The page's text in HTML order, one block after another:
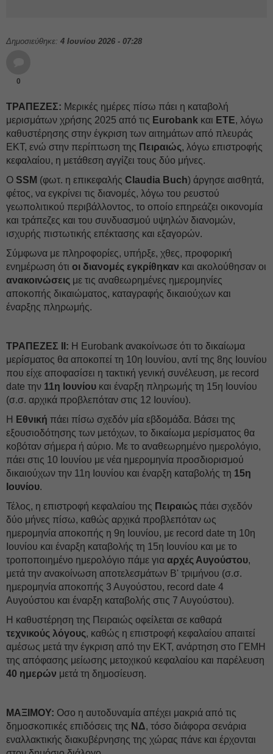
Δημοσιεύθηκε: 4 Ιουνίου 2026 - 07:28
0
ΤΡΑΠΕΖΕΣ: Μερικές ημέρες πίσω πάει η καταβολή
μερισμάτων χρήσης 2025 από τις Eurobank και ETE, λόγω
καθυστέρησης στην έγκριση των αιτημάτων από πλευράς
ΕΚΤ, ενώ στην περίπτωση της Πειραιώς, λόγω επιστροφής
κεφαλαίου, η μετάθεση αγγίζει τους δύο μήνες.
Ο SSM (φωτ. η επικεφαλής Claudia Buch) άργησε αισθητά,
φέτος, να εγκρίνει τις διανομές, λόγω του ρευστού
γεωπολιτικού περιβάλλοντος, το οποίο επηρεάζει οικονομία
και τράπεζες και του συνδυασμού υψηλών διανομών,
ισχυρής πιστωτικής επέκτασης και εξαγορών.
Σύμφωνα με πληροφορίες, υπήρξε, χθες, προφορική
ενημέρωση ότι οι διανομές εγκρίθηκαν και ακολούθησαν οι
ανακοινώσεις με τις αναθεωρημένες ημερομηνίες
αποκοπής δικαιώματος, καταγραφής δικαιούχων και
έναρξης πληρωμής.
ΤΡΑΠΕΖΕΣ ΙΙ: Η Eurobank ανακοίνωσε ότι το δικαίωμα
μερίσματος θα αποκοπεί τη 10η Ιουνίου, αντί της 8ης Ιουνίου
που είχε αποφασίσει η τακτική γενική συνέλευση, με record
date την 11η Ιουνίου και έναρξη πληρωμής τη 15η Ιουνίου
(σ.σ. αρχικά προβλεπόταν στις 12 Ιουνίου).
Η Εθνική πάει πίσω σχεδόν μία εβδομάδα. Βάσει της
εξουσιοδότησης των μετόχων, το δικαίωμα μερίσματος θα
κοβόταν σήμερα ή αύριο. Με το αναθεωρημένο ημερολόγιο,
πάει στις 10 Ιουνίου με νέα ημερομηνία προσδιορισμού
δικαιούχων την 11η Ιουνίου και έναρξη καταβολής τη 15η
Ιουνίου.
Τέλος, η επιστροφή κεφαλαίου της Πειραιώς πάει σχεδόν
δύο μήνες πίσω, καθώς αρχικά προβλεπόταν ως
ημερομηνία αποκοπής η 9η Ιουνίου, με record date τη 10η
Ιουνίου και έναρξη καταβολής τη 15η Ιουνίου και με το
τροποποιημένο ημερολόγιο πάμε για αρχές Αυγούστου,
μετά την ανακοίνωση αποτελεσμάτων Β' τριμήνου (σ.σ.
ημερομηνία αποκοπής 3 Αυγούστου, record date 4
Αυγούστου και έναρξη καταβολής στις 7 Αυγούστου).
Η καθυστέρηση της Πειραιώς οφείλεται σε καθαρά
τεχνικούς λόγους, καθώς η επιστροφή κεφαλαίου απαιτεί
αμέσως μετά την έγκριση από την ΕΚΤ, ανάρτηση στο ΓΕΜΗ
της απόφασης μείωσης μετοχικού κεφαλαίου και παρέλευση
40 ημερών μετά τη δημοσίευση.
ΜΑΞΙΜΟΥ: Οσο η αυτοδυναμία απέχει μακριά από τις
δημοσκοπικές επιδόσεις της ΝΔ, τόσο διάφορα σενάρια
εναλλακτικής διακυβέρνησης της χώρας πάνε και έρχονται